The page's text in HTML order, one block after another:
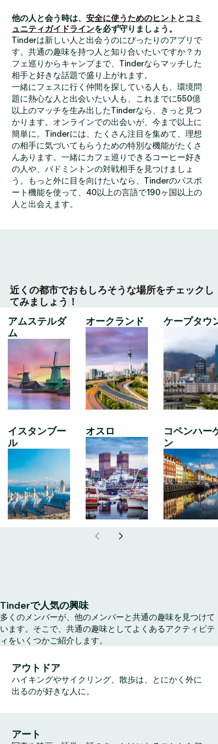
他の人と会う時は、 安全に使うためのヒント と コミ
ュニティガイドラインを必ず守りましょう。
Tinderは新しい人と出会うのにぴったりのアプリで
す。共通の趣味を持つ人と知り合いたいですか？カ
フェ巡りからキャンプまで、Tinderならマッチした
相手と好きな話題で盛り上がれます。
一緒にフェスに行く仲間を探している人も、環境問
題に熱心な人と出会いたい人も、これまでに550億
以上のマッチを生み出したTinderなら、きっと見つ
かります。オンラインでの出会いが、今まで以上に
簡単に。Tinderには、たくさん注目を集めて、理想
の相手に気づいてもらうための特別な機能がたくさ
んあります。一緒にカフェ巡りできるコーヒー好き
の人や、バドミントンの対戦相手を見つけましょ
う。もっと外に目を向けたいなら、Tinderのパスポ
ート機能を使って、40以上の言語で190ヶ国以上の
人と出会えます。
近くの都市でおもしろそうな場所をチェックし
てみましょう！
アムステルダ
ム
イスタンブー
ル
オークランド
オスロ
ケープタウ
コペンハー
ン
Tinderで人気の興味
多くのメンバーが、他のメンバーと共通の趣味を見つけて
います。そこで、共通の趣味としてよくあるアクティビテ
ィをいくつかご紹介します。
アウトドア
ハイキングやサイクリング、散歩は、とにかく外に
出るのが好きな人に。
アート